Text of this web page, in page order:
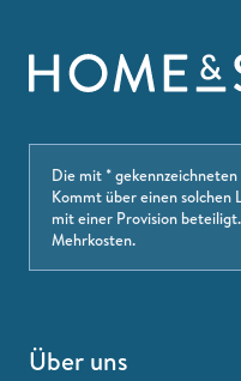
Die mit *
Kommt über einen solchen
mit einer Provision
Mehrkosten.
Über uns